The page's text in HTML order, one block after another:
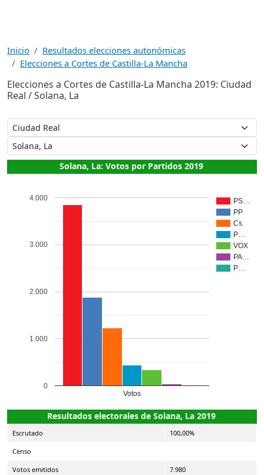
Inicio
Resultados elecciones autonómicas
Elecciones a Cortes de Castilla-La Mancha
Elecciones a Cortes de Castilla-La Mancha 2019: Ciudad
Real / Solana, La
Solana, La: Votos por Partidos 2019
PS…
PP
Cs
P…
VOX
PA…
P…
Votos
0
1.000
2.000
3.000
4.000
Resultados electorales de Solana, La 2019
Escrutado 100,00%
Censo
Votos emitidos 7.980